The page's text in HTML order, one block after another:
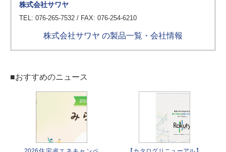
株式会社サワヤ
TEL: 076-265-7532 / FAX: 076-254-6210
株式会社サワヤ の製品一覧・会社情報
■おすすめのニュース